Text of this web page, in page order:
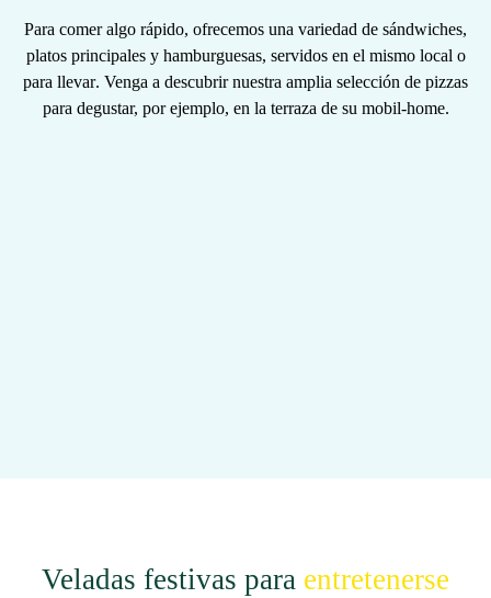
Para comeralgo rápido, ofrecemos una variedad de sándwiches,
platos principales y hamburguesas, servidos en el mismo local o
para llevar. Venga a descubrir nuestra amplia selección de pizzas
para degustar, por ejemplo, en la terraza de su mobil-home.
Veladas festivas para entretenerse